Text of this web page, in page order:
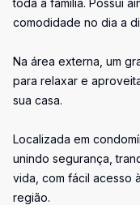
toda a família. Possui
comodidade no dia a
Na área externa, um
para relaxar e
sua casa.
Localizada em
unindo segurança,
vida, com fácil acesso
região.